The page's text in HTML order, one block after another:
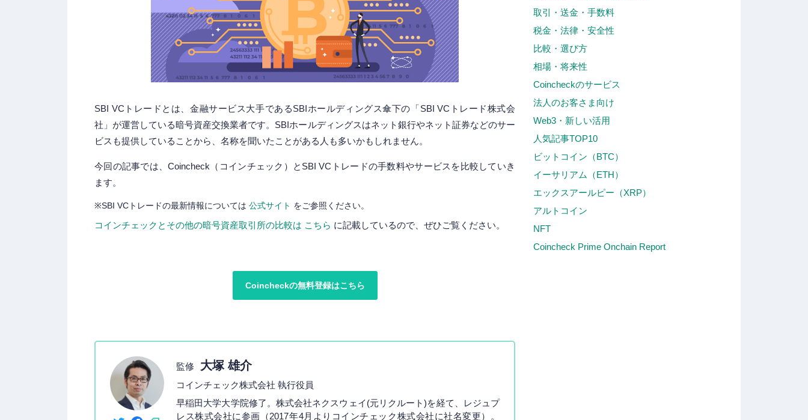
SBI VCトレードとは、金融サービス大手であるSBIホールディングス傘下の「SBI VCトレード株式会
社」が運営している暗号資産交換業者です。SBIホールディングスはネット銀行やネット証券などのサー
ビスも提供していることから、名称を聞いたことがある人も多いかもしれません。
今回の記事では、Coincheck（コインチェック）とSBI VCトレードの手数料やサービスを比較していき
ます。
※SBI VCトレードの最新情報については 公式サイト をご参照ください。
コインチェックとその他の暗号資産取引所の比較は こちら に記載しているので、ぜひご覧ください。
Coincheckの無料登録はこちら
監修 大塚 雄介
コインチェック株式会社 執行役員
早稲田大学大学院修了。株式会社ネクスウェイ(元リクルート)を経て、レジュプ
レス株式会社に参画（2017年4月よりコインチェック株式会社に社名変更）。
取引・送金・手数料
税金・法律・安全性
比較・選び方
相場・将来性
Coincheckのサービス
法人のお客さま向け
Web3・新しい活用
人気記事TOP10
ビットコイン（BTC）
イーサリアム（ETH）
エックスアールピー（XRP）
アルトコイン
NFT
Coincheck Prime Onchain Report